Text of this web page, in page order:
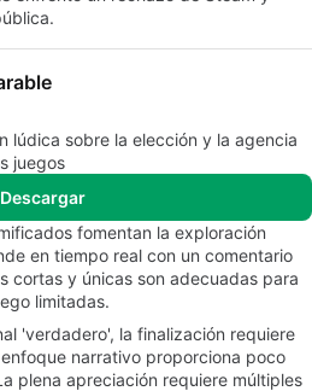
lúdica sobre la elección y la agencia
juegos
Descargar
fomentan la exploración
en tiempo real con un comentario
cortas y únicas son adecuadas para
limitadas.
'verdadero', la finalización requiere
narrativo proporciona poco
plena apreciación requiere múltiples